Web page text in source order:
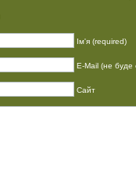
Ім'я (required)
E-Mail (не буде
Сайт